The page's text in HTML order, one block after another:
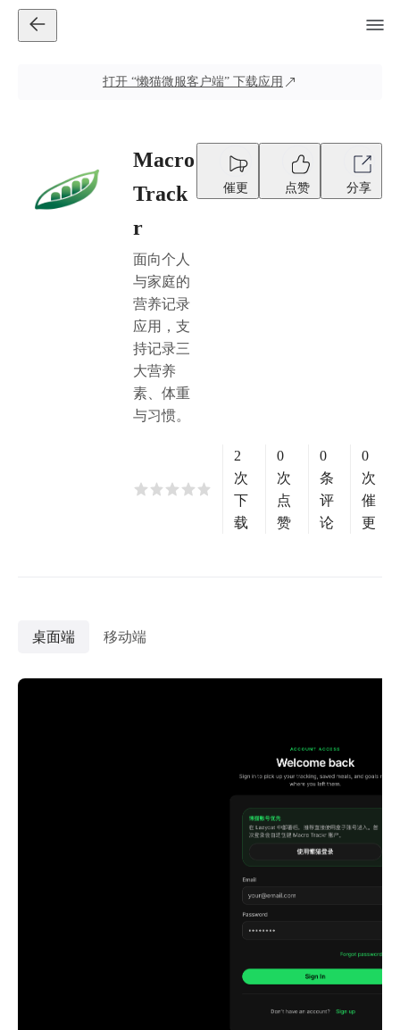
打开 “懒猫微服客户端” 下载应用
Macro
Track
r
面向个人
与家庭的
营养记录
应用，支
持记录三
大营养
素、体重
与习惯。
催更 点赞 分享
2
次
下
载
0
次
点
赞
0
条
评
论
0
次
催
更
桌面端 移动端